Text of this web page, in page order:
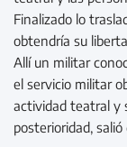
Finalizado lo
obtendría su
Allí un militar
el servicio militar
actividad teatral y
posterioridad,